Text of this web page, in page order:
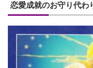
恋愛成就のお守り代わ